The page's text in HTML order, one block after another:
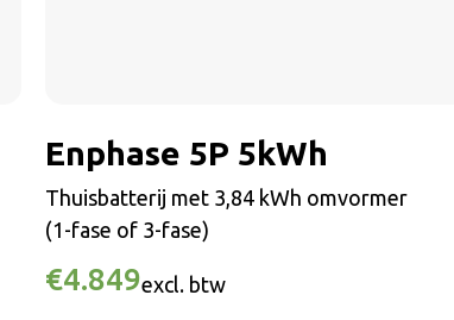
Enphase 5P 5kWh
Thuisbatterij met 3,84 kWh omvormer
(1-fase of 3-fase)
€4.849excl. btw